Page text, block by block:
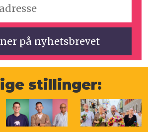
stillinger: